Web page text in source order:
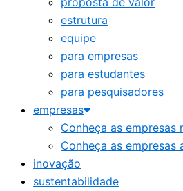
estrutura
equipe
para empresas
para estudantes
para pesquisadores
empresas
Conheça as empresas
Conheça as empresas
inovação
sustentabilidade